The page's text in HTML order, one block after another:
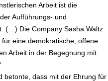
Arbeit ist die
Aufführungs- und
(…) Die Company Sasha Waltz
eine demokratische, offene
Arbeit in der Begegnung mit
betonte, dass mit der Ehrung für